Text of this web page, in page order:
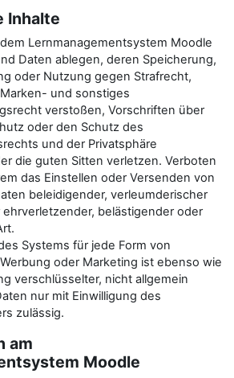
Inhalte
Lernmanagementsystem Moodle
Daten ablegen, deren Speicherung,
oder Nutzung gegen Strafrecht,
und sonstiges
verstoßen, Vorschriften über
oder den Schutz des
und der Privatsphäre
die guten Sitten verletzen. Verboten
das Einstellen oder Versenden von
beleidigender, verleumderischer
belästigender oder
Systems für jede Form von
oder Marketing ist ebenso wie
verschlüsselter, nicht allgemein
nur mit Einwilligung des
zulässig.
am
Moodle